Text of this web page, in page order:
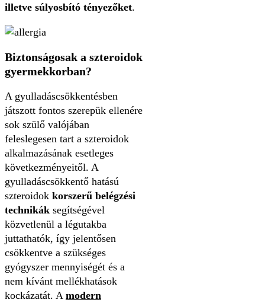
illetve súlyosbító tényezőket.
Biztonságosak a szteroidok
gyermekkorban?
A gyulladáscsökkentésben
játszott fontos szerepük ellenére
sok szülő valójában
feleslegesen tart a szteroidok
alkalmazásának esetleges
következményeitől. A
gyulladáscsökkentő hatású
szteroidok korszerű belégzési
technikák segítségével
közvetlenül a légutakba
juttathatók, így jelentősen
csökkentve a szükséges
gyógyszer mennyiségét és a
nem kívánt mellékhatások
kockázatát. A modern